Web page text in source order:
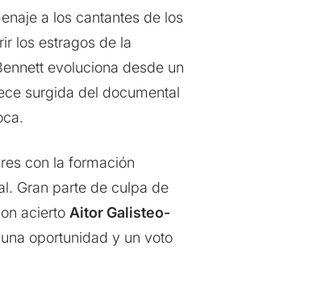
a los cantantes de los
los estragos de la
evoluciona desde un
surgida del documental
con la formación
Gran parte de culpa de
acierto Aitor Galisteo-
oportunidad y un voto